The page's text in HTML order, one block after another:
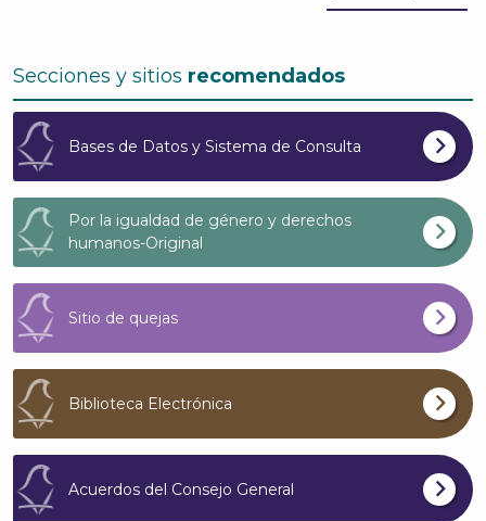
Secciones y sitios recomendados
Bases de Datos y Sistema de Consulta
Por la igualdad de género y derechos
humanos-Original
Sitio de quejas
Biblioteca Electrónica
Acuerdos del Consejo General